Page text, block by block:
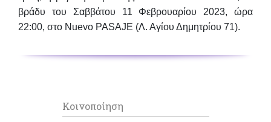
βράδυ του Σαββάτου 11 Φεβρουαρίου 2023,ώρα
22:00, στο Nuevo PASAJE (Λ. Αγίου Δημητρίου 71).
Κοινοποίηση